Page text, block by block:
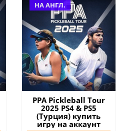
НА АНГЛ.
PPA Pickleball Tour
2025 PS4 & PS5
(Турция) купить
игру на аккаунт